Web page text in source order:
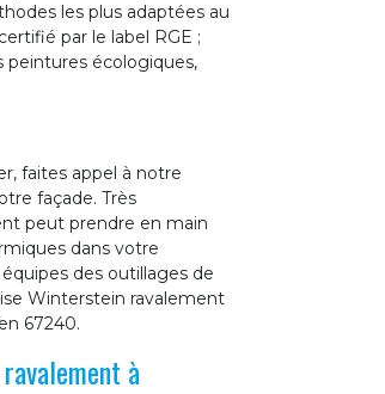
les plus adaptées au
par le label RGE ;
peintures écologiques,
faites appel à notre
façade. Très
peut prendre en main
dans votre
des outillages de
Winterstein ravalement
67240.
à